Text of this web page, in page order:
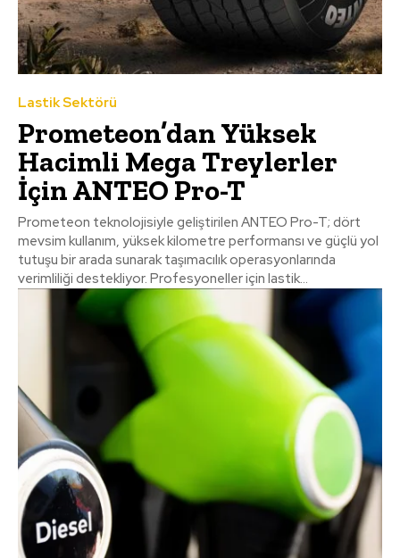
Lastik Sektörü
Prometeon’dan Yüksek
Hacimli Mega Treylerler
İçin ANTEO Pro-T
Prometeon teknolojisiyle geliştirilen ANTEO Pro-T; dört
mevsim kullanım, yüksek kilometre performansı ve güçlü yol
tutuşu bir arada sunarak taşımacılık operasyonlarında
verimliliği destekliyor. Profesyoneller için lastik...